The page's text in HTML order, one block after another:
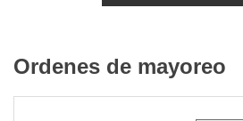
Ordenes de mayoreo